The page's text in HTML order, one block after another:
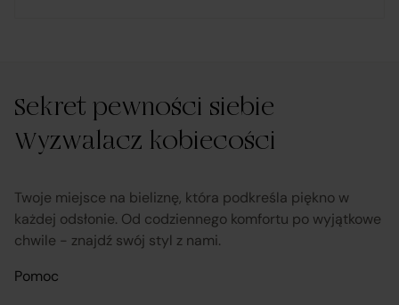
Sekret pewności siebie
Wyzwalacz kobiecości
Twoje miejsce na bieliznę, która podkreśla piękno w
każdej odsłonie. Od codziennego komfortu po wyjątkowe
chwile - znajdź swój styl z nami.
Pomoc
obsługuje odstąpienie od umowy pośrednictwa;
przekazuje informacje na temat odstąpienia od umowy
sprzedaży;
koordynuje proces odstąpienia od umowy sprzedaży